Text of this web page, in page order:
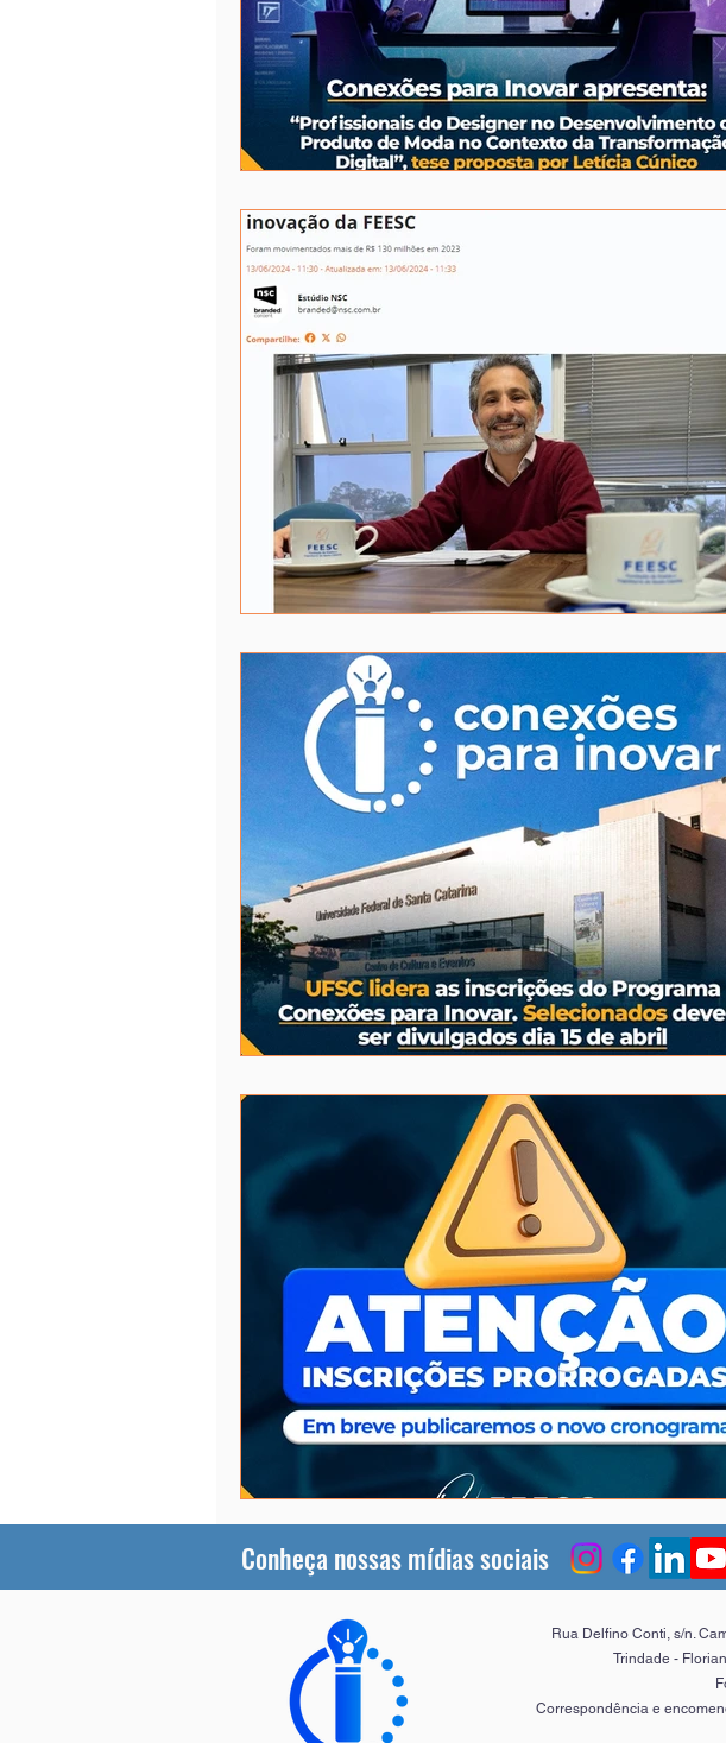
Conheça nossas mídias sociais
Rua Delfino Conti, s/n.
Trindade -
Correspondência e